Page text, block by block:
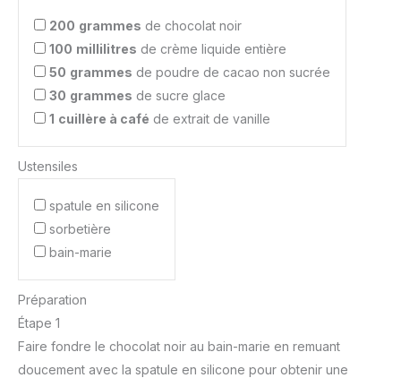
200 grammes de chocolat noir
100 millilitres de crème liquide entière
50 grammes de poudre de cacao non sucrée
30 grammes de sucre glace
1 cuillère à café de extrait de vanille
Ustensiles
spatule en silicone
sorbetière
bain-marie
Préparation
Étape 1
Faire fondre le chocolat noir au bain-marie en remuant
doucement avec la spatule en silicone pour obtenir une